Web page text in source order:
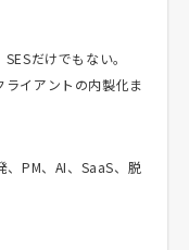
だけでもない。
ライアントの内製化ま
、PM、AI、SaaS、脱